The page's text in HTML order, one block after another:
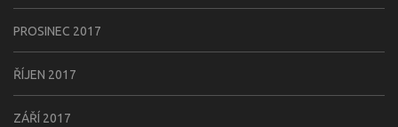
PROSINEC 2017
ŘÍJEN 2017
ZÁŘÍ 2017